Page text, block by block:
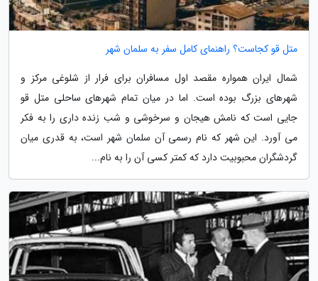
متل قو کجاست؟ راهنمای کامل سفر به سلمان شهر
شمال ایران همواره مقصد اول مسافران برای فرار از شلوغی مرکز و
شهرهای بزرگ بوده است. اما در میان تمام شهرهای ساحلی متل قو
جایی است که نامش هیجان و سرخوشی و شب زنده داری را به فکر
می آورد. این شهر که نام رسمی آن سلمان شهر است، به قدری میان
گردشگران محبوبیت دارد که کمتر کسی آن را به نام...